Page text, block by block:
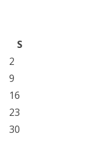
S
2
9
16
23
30